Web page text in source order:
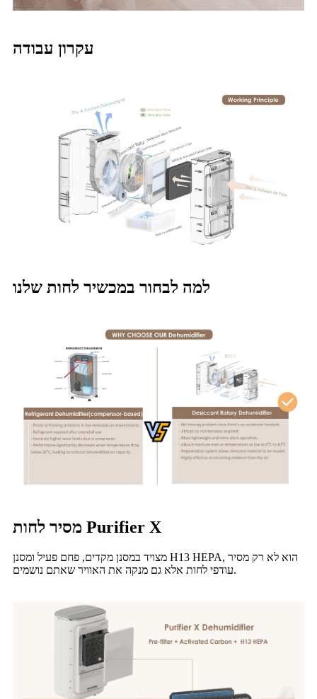
עקרון עבודה
למה לבחור במכשיר לחות שלנו
מסיר לחות Purifier X
מצויד במסנן מקדים, פחם פעיל ומסנן H13 HEPA, הוא לא רק מסיר
עודפי לחות אלא גם מנקה את האוויר שאתם נושמים.